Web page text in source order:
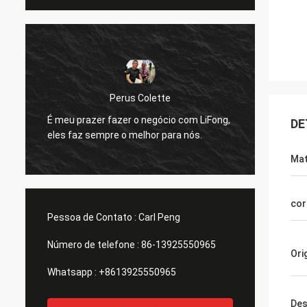
Perus Colette
É meu prazer fazer o negócio com LiFong,
eles faz sempre o melhor para nós.
Pessoa de Contato : Carl Peng
Número de telefone : 86-13925550965
Whatsapp : +8613925550965
cor